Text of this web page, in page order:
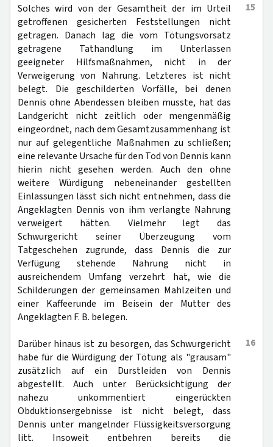
15
Solches wird von der Gesamtheit der im Urteil
getroffenen gesicherten Feststellungen nicht
getragen. Danach lag die vom Tötungsvorsatz
getragene Tathandlung im Unterlassen
geeigneter Hilfsmaßnahmen, nicht in der
Verweigerung von Nahrung. Letzteres ist nicht
belegt. Die geschilderten Vorfälle, bei denen
Dennis ohne Abendessen bleiben musste, hat das
Landgericht nicht zeitlich oder mengenmäßig
eingeordnet, nach dem Gesamtzusammenhang ist
nur auf gelegentliche Maßnahmen zu schließen;
eine relevante Ursache für den Tod von Dennis kann
hierin nicht gesehen werden. Auch den ohne
weitere Würdigung nebeneinander gestellten
Einlassungen lässt sich nicht entnehmen, dass die
Angeklagten Dennis von ihm verlangte Nahrung
verweigert hätten. Vielmehr legt das
Schwurgericht seiner Überzeugung vom
Tatgeschehen zugrunde, dass Dennis die zur
Verfügung stehende Nahrung nicht in
ausreichendem Umfang verzehrt hat, wie die
Schilderungen der gemeinsamen Mahlzeiten und
einer Kaffeerunde im Beisein der Mutter des
Angeklagten F. B. belegen.
16
Darüber hinaus ist zu besorgen, das Schwurgericht
habe für die Würdigung der Tötung als "grausam"
zusätzlich auf ein Durstleiden von Dennis
abgestellt. Auch unter Berücksichtigung der
nahezu unkommentiert eingerückten
Obduktionsergebnisse ist nicht belegt, dass
Dennis unter mangelnder Flüssigkeitsversorgung
litt. Insoweit entbehren bereits die